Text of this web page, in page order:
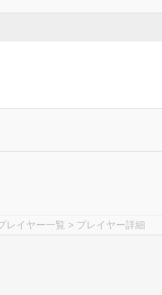
レイヤー一覧 > プレイヤー詳細